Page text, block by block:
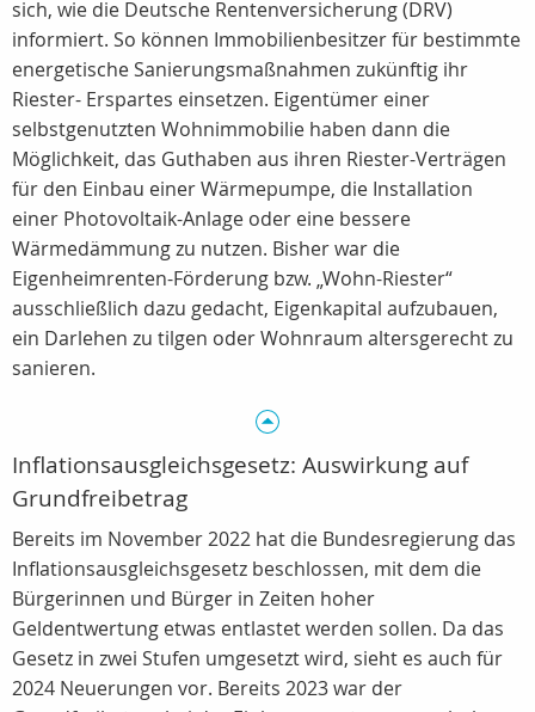
sich, wie die Deutsche Rentenversicherung (DRV)
informiert. So können Immobilienbesitzer für bestimmte
energetische Sanierungsmaßnahmen zukünftig ihr
Riester- Erspartes einsetzen. Eigentümer einer
selbstgenutzten Wohnimmobilie haben dann die
Möglichkeit, das Guthaben aus ihren Riester-Verträgen
für den Einbau einer Wärmepumpe, die Installation
einer Photovoltaik-Anlage oder eine bessere
Wärmedämmung zu nutzen. Bisher war die
Eigenheimrenten-Förderung bzw. „Wohn-Riester“
ausschließlich dazu gedacht, Eigenkapital aufzubauen,
ein Darlehen zu tilgen oder Wohnraum altersgerecht zu
sanieren.
Inflationsausgleichsgesetz: Auswirkung auf
Grundfreibetrag
Bereits im November 2022 hat die Bundesregierung das
Inflationsausgleichsgesetz beschlossen, mit dem die
Bürgerinnen und Bürger in Zeiten hoher
Geldentwertung etwas entlastet werden sollen. Da das
Gesetz in zwei Stufen umgesetzt wird, sieht es auch für
2024 Neuerungen vor. Bereits 2023 war der